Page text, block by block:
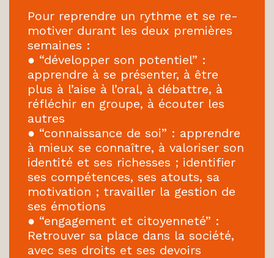
Pour reprendre un rythme et se re-
motiver durant les deux premières
semaines :
● “développer son potentiel” :
apprendre à se présenter, à être
plus à l’aise à l’oral, à débattre, à
réfléchir en groupe, à écouter les
autres
● “connaissance de soi” : apprendre
à mieux se connaître, à valoriser son
identité et ses richesses ; identifier
ses compétences, ses atouts, sa
motivation ; travailler la gestion de
ses émotions
● “engagement et citoyenneté” :
Retrouver sa place dans la société,
avec ses droits et ses devoirs